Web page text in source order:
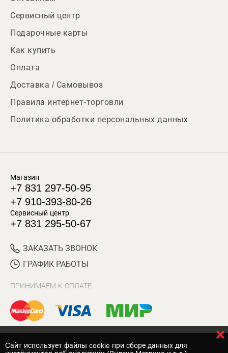
Сервисный центр
Подарочные карты
Как купить
Оплата
Доставка / Самовывоз
Правила интернет-торговли
Политика обработки персональных данных
Магазин
+7 831 297-50-95
+7 910-393-80-26
Сервисный центр
+7 831 295-50-67
ЗАКАЗАТЬ ЗВОНОК
ГРАФИК РАБОТЫ
ПРИНИМАЕМ К ОПЛАТЕ
Cайт использует файлы cookie при сборе данных для